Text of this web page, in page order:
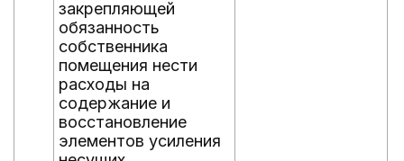
закрепляющей
обязанность
собственника
помещения нести
расходы на
содержание и
восстановление
элементов усиления